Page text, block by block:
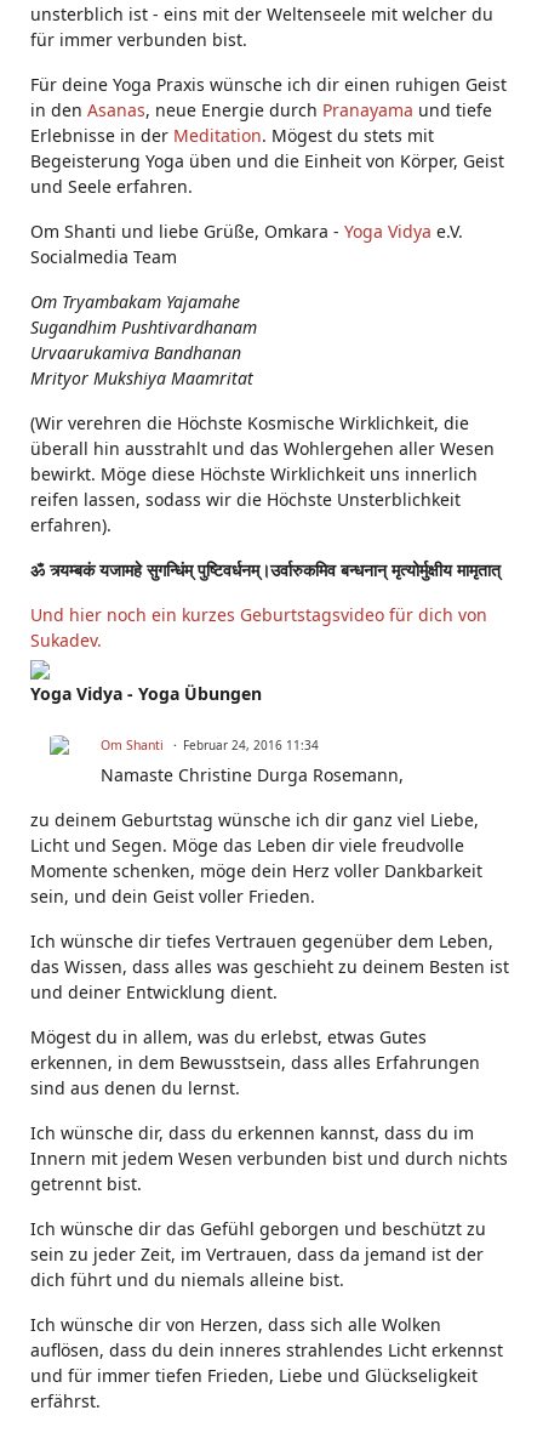
unsterblich ist - eins mit der Weltenseele mit welcher du
für immer verbunden bist.
Für deine Yoga Praxis wünsche ich dir einen ruhigen Geist
in den Asanas, neue Energie durch Pranayama und tiefe
Erlebnisse in der Meditation. Mögest du stets mit
Begeisterung Yoga üben und die Einheit von Körper, Geist
und Seele erfahren.
Om Shanti und liebe Grüße, Omkara - Yoga Vidya e.V.
Socialmedia Team
Om Tryambakam Yajamahe
Sugandhim Pushtivardhanam
Urvaarukamiva Bandhanan
Mrityor Mukshiya Maamritat
(Wir verehren die Höchste Kosmische Wirklichkeit, die
überall hin ausstrahlt und das Wohlergehen aller Wesen
bewirkt. Möge diese Höchste Wirklichkeit uns innerlich
reifen lassen, sodass wir die Höchste Unsterblichkeit
erfahren).
ॐ त्र्यम्बकं यजामहे सुगन्धिंम् पुष्टिवर्धनम्।उर्वारुकमिव बन्धनान् मृत्योर्मुक्षीय मामृतात्
Und hier noch ein kurzes Geburtstagsvideo für dich von
Sukadev.
Yoga Vidya - Yoga Übungen
Om Shanti Februar 24, 2016 11:34
Namaste Christine Durga Rosemann,
zu deinem Geburtstag wünsche ich dir ganz viel Liebe,
Licht und Segen. Möge das Leben dir viele freudvolle
Momente schenken, möge dein Herz voller Dankbarkeit
sein, und dein Geist voller Frieden.
Ich wünsche dir tiefes Vertrauen gegenüber dem Leben,
das Wissen, dass alles was geschieht zu deinem Besten ist
und deiner Entwicklung dient.
Mögest du in allem, was du erlebst, etwas Gutes
erkennen, in dem Bewusstsein, dass alles Erfahrungen
sind aus denen du lernst.
Ich wünsche dir, dass du erkennen kannst, dass du im
Innern mit jedem Wesen verbunden bist und durch nichts
getrennt bist.
Ich wünsche dir das Gefühl geborgen und beschützt zu
sein zu jeder Zeit, im Vertrauen, dass da jemand ist der
dich führt und du niemals alleine bist.
Ich wünsche dir von Herzen, dass sich alle Wolken
auflösen, dass du dein inneres strahlendes Licht erkennst
und für immer tiefen Frieden, Liebe und Glückseligkeit
erfährst.